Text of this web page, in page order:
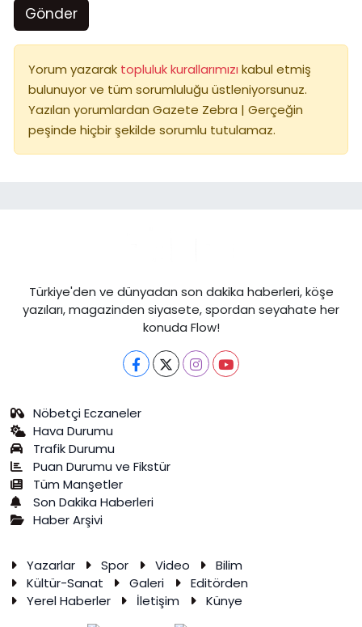
Gönder
Yorum yazarak topluluk kurallarımızı kabul etmiş
bulunuyor ve tüm sorumluluğu üstleniyorsunuz.
Yazılan yorumlardan Gazete Zebra | Gerçeğin
peşinde hiçbir şekilde sorumlu tutulamaz.
Türkiye'den ve dünyadan son dakika haberleri, köşe
yazıları, magazinden siyasete, spordan seyahate her
konuda Flow!
Nöbetçi Eczaneler
Hava Durumu
Trafik Durumu
Puan Durumu ve Fikstür
Tüm Manşetler
Son Dakika Haberleri
Haber Arşivi
Yazarlar Spor Video
Bilim
Kültür-Sanat
Galeri
Editörden
Yerel Haberler
İletişim Künye